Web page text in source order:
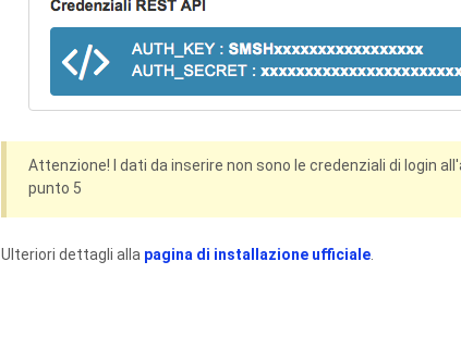
Attenzione! I dati da inserire non sono le credenziali di login
punto 5
Ulteriori dettagli alla pagina di installazione ufficiale.